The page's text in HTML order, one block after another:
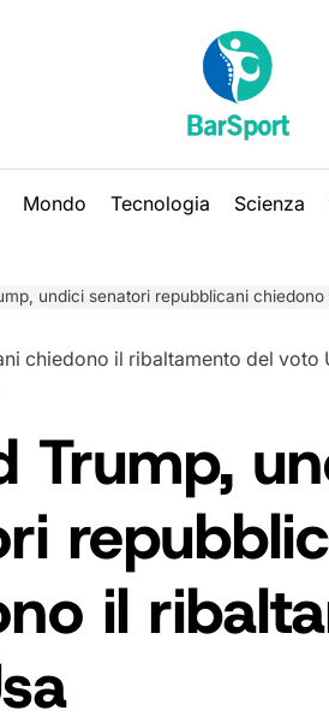
Mondo Tecnologia Scienza
undici senatori repubblicani chiedono il
Trump,
il